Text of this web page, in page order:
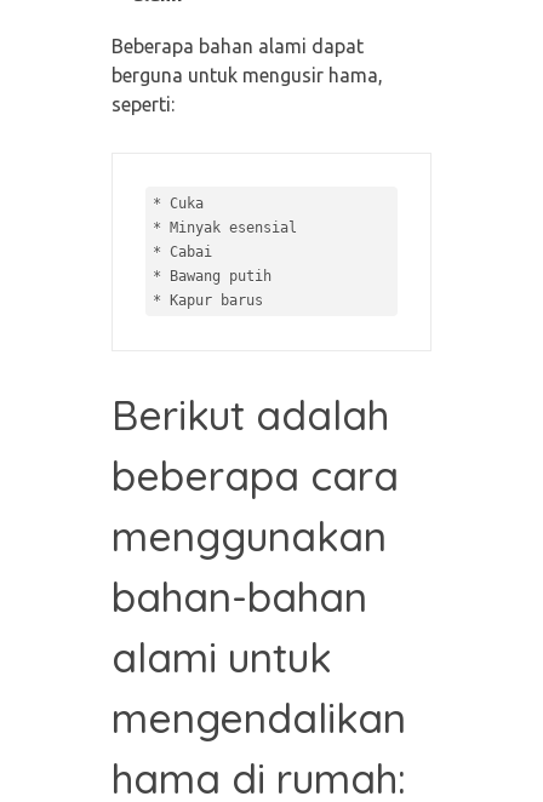
Beberapa bahan alami dapat
berguna untuk mengusir hama,
seperti:
*
*
*
*
*
Berikut adalah
beberapa cara
menggunakan
bahan-bahan
alami untuk
mengendalikan
hama di rumah: